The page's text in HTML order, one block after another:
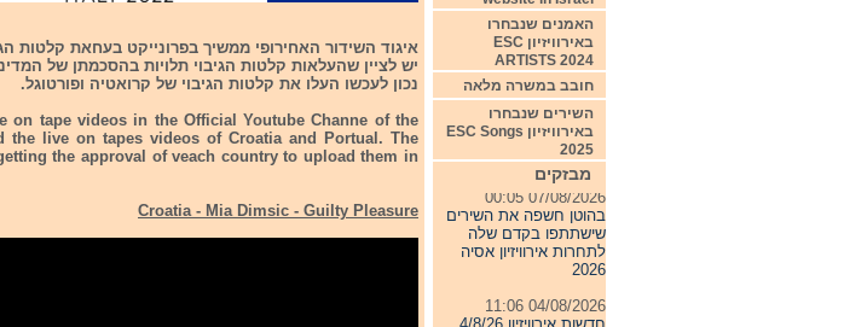
נכון לעכשו העלו את קלטות הגיבוי של קרואטיה ופורטוגל.
tape videos in the Official Youtube Channe of the
the live on tapes videos of Croatia and Portual. The
the approval of veach country to upload them in
Croatia - Mia Dimsic - Guilty Pleasure
האמנים שנבחרו
באירוויזיון ESC
ARTISTS 2024
חובב במשרה מלאה
השירים שנבחרו
באירוויזיון ESC Songs
2025
מבזקים
07/08/2026 00:05
בהוטן חשפה את השירים
שישתתפו בקדם שלה
לתחרות אירוויזיון אסיה
2026
04/08/2026 11:06
חדשות אירוויזיון 4/8/26